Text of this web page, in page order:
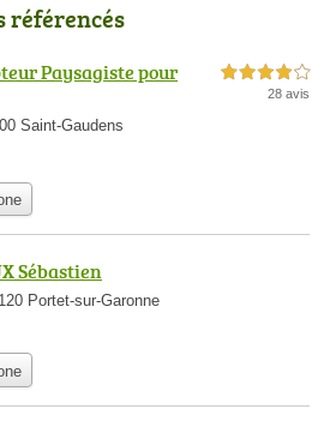
référencés
Paysagiste pour
Saint-Gaudens
4,0 étoiles sur 5
28 avis
Sébastien
Portet-sur-Garonne